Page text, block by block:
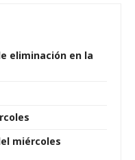
eliminación en la
miércoles